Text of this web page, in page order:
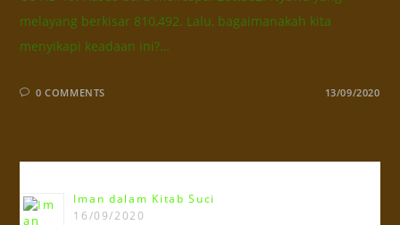
melayang berkisar 810,492. Lalu, bagaimanakah kita
menyikapi keadaan ini?…
0 COMMENTS 13/09/2020
Terbaru!!!
Iman dalam Kitab Suci
16/09/2020